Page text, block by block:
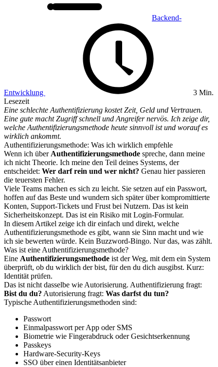
Backend-
Entwicklung
3 Min.
Lesezeit
Eine schlechte Authentifizierung kostet Zeit, Geld und Vertrauen.
Eine gute macht Zugriff schnell und Angreifer nervös. Ich zeige dir,
welche Authentifizierungsmethode heute sinnvoll ist und worauf es
wirklich ankommt.
Authentifizierungsmethode: Was ich wirklich empfehle
Wenn ich über Authentifizierungsmethode spreche, dann meine
ich nicht Theorie. Ich meine den Teil deines Systems, der
entscheidet: Wer darf rein und wer nicht? Genau hier passieren
die teuersten Fehler.
Viele Teams machen es sich zu leicht. Sie setzen auf ein Passwort,
hoffen auf das Beste und wundern sich später über kompromittierte
Konten, Support-Tickets und Frust bei Nutzern. Das ist kein
Sicherheitskonzept. Das ist ein Risiko mit Login-Formular.
In diesem Artikel zeige ich dir einfach und direkt, welche
Authentifizierungsmethode es gibt, wann sie Sinn macht und wie
ich sie bewerten würde. Kein Buzzword-Bingo. Nur das, was zählt.
Was ist eine Authentifizierungsmethode?
Eine Authentifizierungsmethode ist der Weg, mit dem ein System
überprüft, ob du wirklich der bist, für den du dich ausgibst. Kurz:
Identität prüfen.
Das ist nicht dasselbe wie Autorisierung. Authentifizierung fragt:
Bist du du? Autorisierung fragt: Was darfst du tun?
Typische Authentifizierungsmethoden sind:
Passwort
Einmalpasswort per App oder SMS
Biometrie wie Fingerabdruck oder Gesichtserkennung
Passkeys
Hardware-Security-Keys
SSO über einen Identitätsanbieter